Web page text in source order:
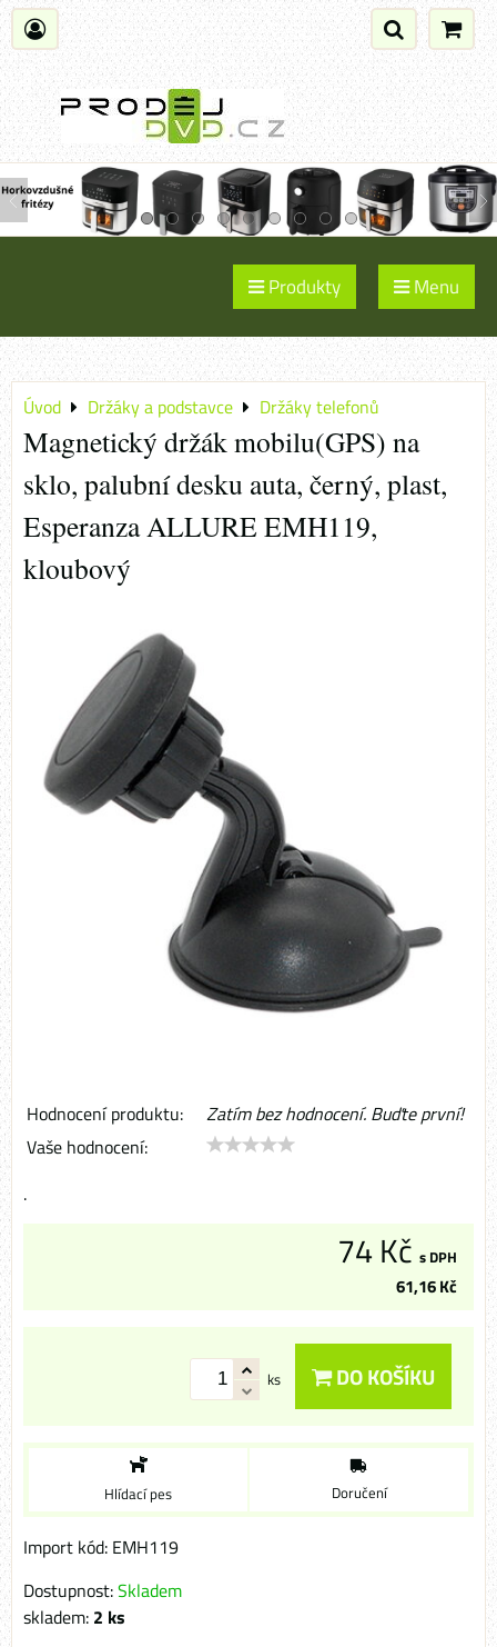
Produkty Menu
Úvod Držáky a podstavce Držáky telefonů
Magnetický držák mobilu(GPS) na
sklo, palubní desku auta, černý, plast,
Esperanza ALLURE EMH119,
kloubový
Hodnocení produktu:
Zatím bez hodnocení. Buďte první!
Vaše hodnocení:
.
74 Kč s DPH
61,16 Kč
ks DO KOŠÍKU
Hlídací pes Doručení
Import kód: EMH119
Dostupnost:Skladem
skladem: 2 ks